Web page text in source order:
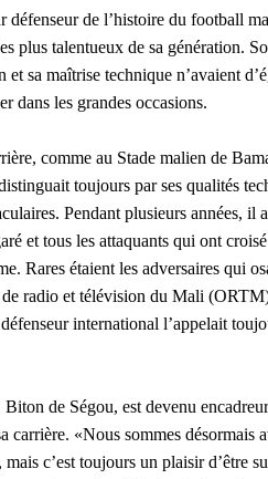
de l’histoire du football
plus talentueux de sa génération.
sa maîtrise technique n’avaient
dans les grandes occasions.
comme au Stade malien de
toujours par ses qualités
Pendant plusieurs années, il
et tous les attaquants qui ont
Rares étaient les adversaires qui
radio et télévision du Mali
international l’appelait
de Ségou, est devenu
«Nous sommes désormais
c’est toujours un plaisir d’être